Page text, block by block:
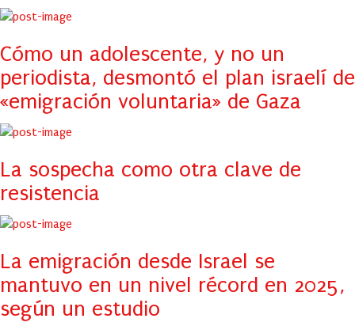
Cómo un adolescente, y no un
periodista, desmontó el plan israelí de
«emigración voluntaria» de Gaza
La sospecha como otra clave de
resistencia
La emigración desde Israel se
mantuvo en un nivel récord en 2025,
según un estudio